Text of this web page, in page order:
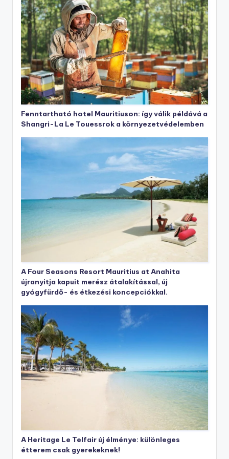
Fenntartható hotel Mauritiuson: így válik példává a
Shangri-La Le Touessrok a környezetvédelemben
A Four Seasons Resort Mauritius at Anahita
újranyitja kapuit merész átalakítással, új
gyógyfürdő- és étkezési koncepciókkal.
A Heritage Le Telfair új élménye: különleges
étterem csak gyerekeknek!